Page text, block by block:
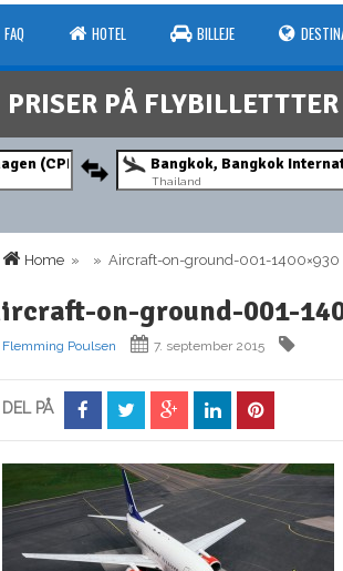
FAQ HOTEL BILLEJE
PÅ FLYBILLETTTER
Thailand
Home » » Aircraft-on-ground-001-1400×930
on-ground-001-
Flemming Poulsen 7. september 2015
DEL PÅ